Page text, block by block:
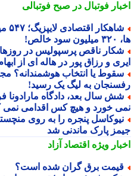
فوتبال در صبح فوتبالی
شاهکار
ناقص پرسپولیس در روزهای
و رزاق پور در هاله ای از ابهام، قربانی ۴۸ ساعت
یا انتخاب هوشمندانه؟
به لیگ یک رسید!
سال بعد، دادگاه مارادونا
خورد و هیچ کس اقدامی نمی
پنجره را به روی
پارک ماندنی شد
ویژهاقتصاد آزاد
برق گران شده است؟